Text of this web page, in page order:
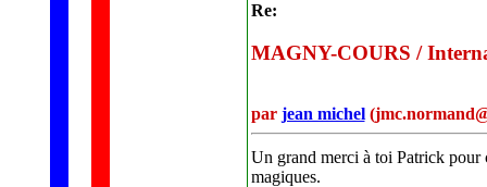
Re:
MAGNY-COURS /
par jean michel
Un grand merci à toi Patrick pour
magiques.